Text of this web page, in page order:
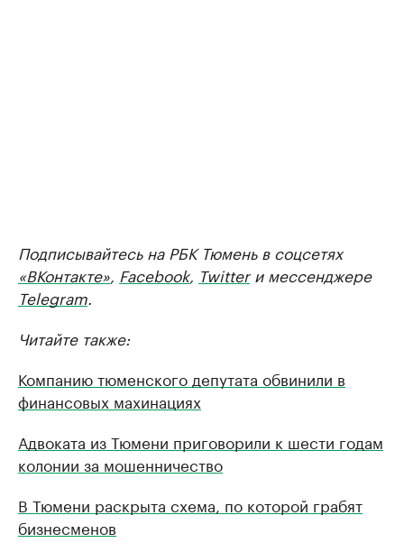
Подписывайтесь на РБК Тюмень в соцсетях
«ВКонтакте» Facebook, Twitterи мессенджере
Telegram
Читайте также:
Компанию тюменского депутата обвинили в
финансовых махинациях
Адвоката из Тюмени приговорили к шести годам
колонии за мошенничество
В Тюмени раскрыта схема, по которой грабят
бизнесменов